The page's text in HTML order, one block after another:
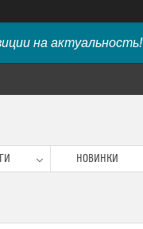
на актуальность!
НОВИНКИ